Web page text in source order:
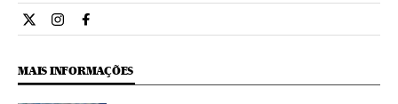
Internacional El País Brasil en Twitter
Internacional El País Brasil en Instagram
Internacional El País Brasil en Facebook
MAIS INFORMAÇÕES